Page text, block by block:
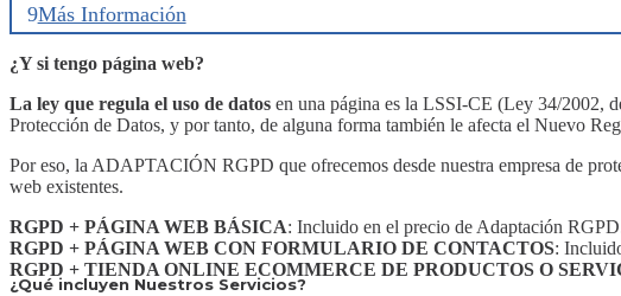
Más Información
¿Y si tengo página web?
La ley que regula el uso de datos en una página es la LSSI-CE (Ley 34/2002,
Protección de Datos, y por tanto, de alguna forma también le afecta el Nuevo
Por eso, la ADAPTACIÓN RGPD que ofrecemos desde nuestra empresa de
web existentes.
RGPD + PÁGINA WEB BÁSICA: Incluido en el precio de Adaptación
RGPD + PÁGINA WEB CON FORMULARIO DE CONTACTOS:
RGPD + TIENDA ONLINE ECOMMERCE DE PRODUCTOS O
¿Qué incluyen Nuestros Servicios?